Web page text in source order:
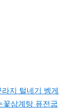
지 털네기 벵게
꽃삼계탕 퓨전굽